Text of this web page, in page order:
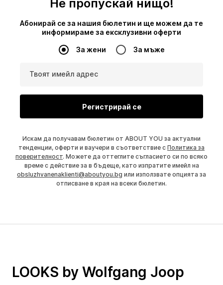
Не пропускай нищо!
Абонирай се за нашия бюлетин и ще можем да те
информираме за ексклузивни оферти
За жени За мъже
Твоят имейл адрес
Регистрирай се
Искам да получавам бюлетин от ABOUT YOU за актуални
тенденции, оферти и ваучери в съответствие с Политика за
поверителност. Можете да оттеглите съгласието си по всяко
време с действие за в бъдеще, като изпратите имейл на
obsluzhvanenaklienti@aboutyou.bg или използвате опцията за
отписване в края на всеки бюлетин.
LOOKS by Wolfgang Joop